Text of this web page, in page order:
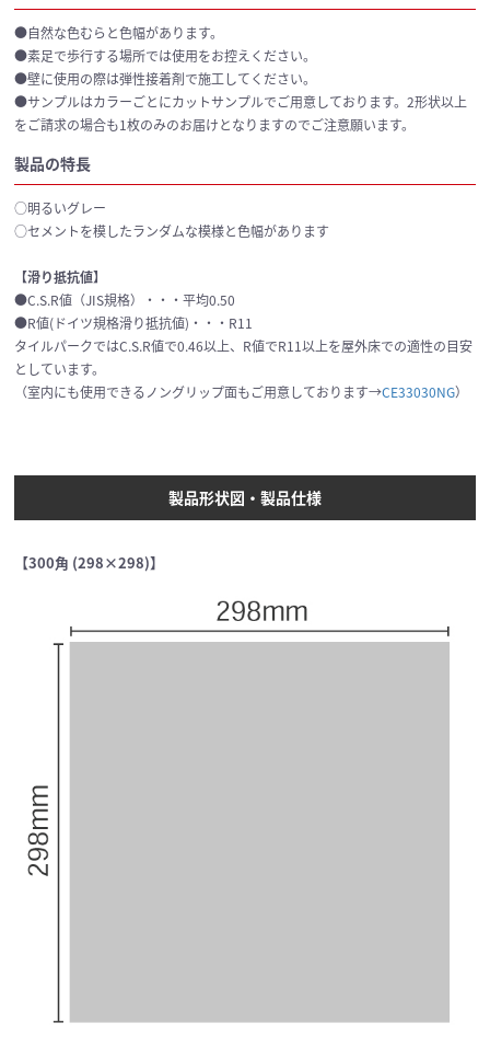
●自然な色むらと色幅があります。
●素足で歩行する場所では使用をお控えください。
●壁に使用の際は弾性接着剤で施工してください。
●サンプルはカラーごとにカットサンプルでご用意しております。2形状以上
をご請求の場合も1枚のみのお届けとなりますのでご注意願います。
製品の特長
○明るいグレー
○セメントを模したランダムな模様と色幅があります
【滑り抵抗値】
●C.S.R値（JIS規格）・・・平均0.50
●R値(ドイツ規格滑り抵抗値)・・・R11
タイルパークではC.S.R値で0.46以上、R値でR11以上を屋外床での適性の目安
としています。
（室内にも使用できるノングリップ面もご用意しております→CE33030NG）
製品形状図・製品仕様
【300角 (298×298)】